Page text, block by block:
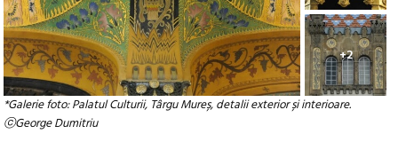
+2
*Galerie foto: Palatul Culturii, Târgu Mureș, detalii exterior și interioare.
ⓒGeorge Dumitriu